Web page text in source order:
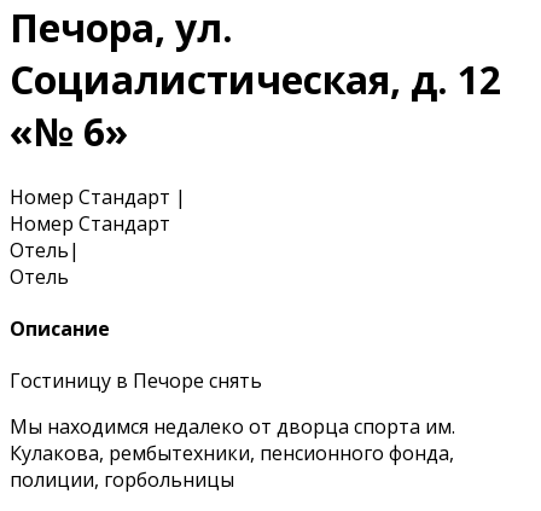
Печора, ул.
Социалистическая, д. 12
«№ 6»
Номер Стандарт |
Номер Стандарт
Отель|
Отель
Описание
Гостиницу в Печоре снять
Мы находимся недалеко от дворца спорта им.
Кулакова, рембытехники, пенсионного фонда,
полиции, горбольницы